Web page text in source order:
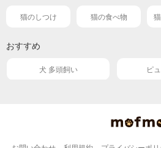
猫のしつけ 猫の食べ物
おすすめ
犬 多頭飼い ピ